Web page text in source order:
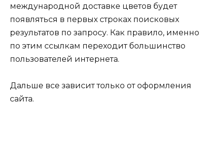
международной доставке цветов будет
появляться в первых строках поисковых
результатов по запросу. Как правило, именно
по этим ссылкам переходит большинство
пользователей интернета.
Дальше все зависит только от оформления
сайта.